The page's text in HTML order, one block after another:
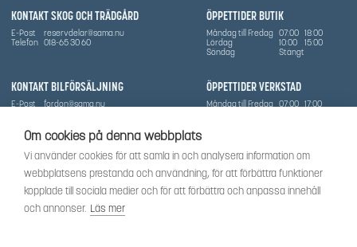
Om cookies på denna webbplats
Vi använder cookies för att samla in och analysera information om
webbplatsens prestanda och användning, för att förbättra funktioner
kopplade till sociala medier och för att förbättra och anpassa innehåll
och annonser. Läs mer
ÖPPETTIDER BUTIK
Måndag till Fredag 07:00 18:00
Lördag
10:00
15:00
Söndag
Stängt
ÖPPETTIDER VERKSTAD
Måndag till Fredag 07:00 17:00
KONTAKT SKOG OCH TRÄDGÅRD
E-Post
reservdelar@sama.nu
Telefon 018-65 30 60
KONTAKT BILFÖRSÄLJNING
E-Post
fordon@sama.nu
Vi har sedan 1970-talet levererat skog-och trädgårdsprodukter till Uppsala med omnejd. Vi
har idag även ett brett utbud av dessa produkter samt BRP:s produktsortiment, gällande
Can-Am, Sea-Doo.
Vi är certifierad serviceverkstad.
SOCIALT